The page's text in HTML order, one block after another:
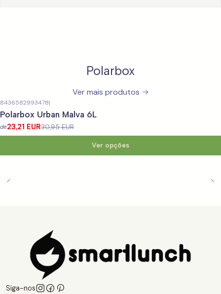
Polarbox
Ver mais produtos
DESCONTO
8436582993478|
Polarbox Urban Malva 6L
de23,21 EUR30,95 EUR
Ver opções
Siga-nos